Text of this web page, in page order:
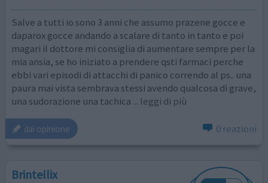
Salve a tutti io sono 3 anni che assumo prazene gocce e
daparox gocce andando a scalare di tanto in tanto e poi
magari il dottore mi consiglia di aumentare sempre per la
mia ansia, se ho iniziato a prendere qsti farmaci perche
ebbi vari episodi di attacchi di panico correndo al ps.. una
paura mai vista sembrava stessi avendo qualcosa di grave,
una sudorazione una tachica ... leggi di più
dai opinione 0 reazioni
Brintellix